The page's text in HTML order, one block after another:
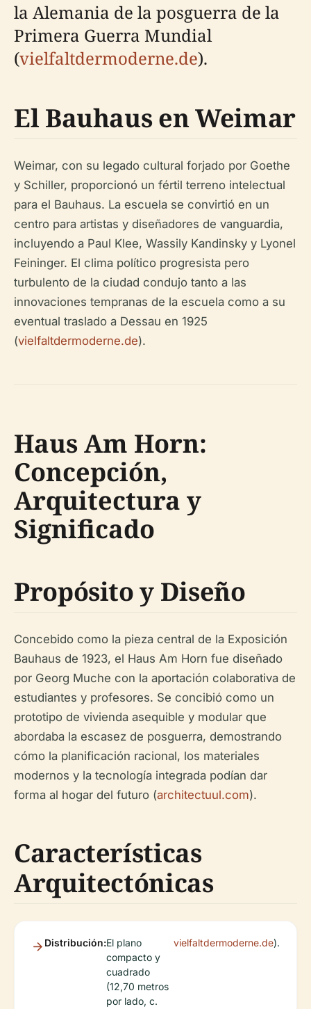
la Alemania de la posguerra de la
Primera Guerra Mundial
(vielfaltdermoderne.de).
El Bauhaus en Weimar
Weimar, con su legado cultural forjado por Goethe
y Schiller, proporcionó un fértil terreno intelectual
para el Bauhaus. La escuela se convirtió en un
centro para artistas y diseñadores de vanguardia,
incluyendo a Paul Klee, Wassily Kandinsky y Lyonel
Feininger. El clima político progresista pero
turbulento de la ciudad condujo tanto a las
innovaciones tempranas de la escuela como a su
eventual traslado a Dessau en 1925
(vielfaltdermoderne.de).
Haus Am Horn:
Concepción,
Arquitectura y
Significado
Propósito y Diseño
Concebido como la pieza central de la Exposición
Bauhaus de 1923, el Haus Am Horn fue diseñado
por Georg Muche con la aportación colaborativa de
estudiantes y profesores. Se concibió como un
prototipo de vivienda asequible y modular que
abordaba la escasez de posguerra, demostrando
cómo la planificación racional, los materiales
modernos y la tecnología integrada podían dar
forma al hogar del futuro (architectuul.com).
Características
Arquitectónicas
Distribución:El plano
compacto y
cuadrado
(12,70 metros
por lado, c.
vielfaltdermoderne.de).